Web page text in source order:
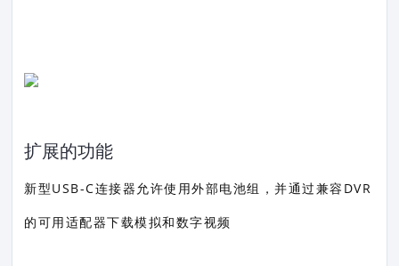
扩展的功能
新型USB-C连接器允许使用外部电池组，并通过兼容DVR
的可用适配器下载模拟和数字视频